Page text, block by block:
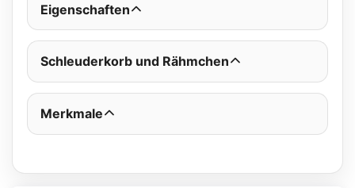
Eigenschaften
Schleuderkorb und Rähmchen
Merkmale